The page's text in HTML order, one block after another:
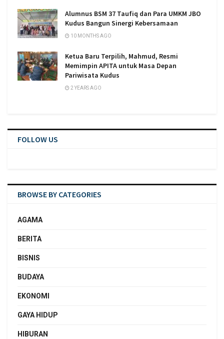
Alumnus BSM 37 Taufiq dan Para UMKM JBO
Kudus Bangun Sinergi Kebersamaan
10 MONTHS AGO
Ketua Baru Terpilih, Mahmud, Resmi
Memimpin APITA untuk Masa Depan
Pariwisata Kudus
2 YEARS AGO
FOLLOW US
BROWSE BY CATEGORIES
AGAMA
BERITA
BISNIS
BUDAYA
EKONOMI
GAYA HIDUP
HIBURAN